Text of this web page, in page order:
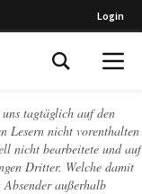
Login
tagtäglich auf den
Lesern nicht vorenthalten
nicht bearbeitete und auf
Dritter. Welche damit
außerhalb